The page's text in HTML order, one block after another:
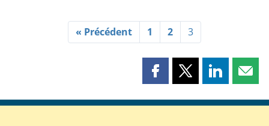
« Précédent 1 2 3
Partager
page
Partager
page
Partager
page page